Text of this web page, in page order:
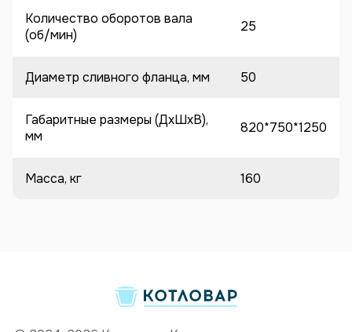
Количество оборотов вала
(об/мин)
25
Диаметр сливного фланца, мм 50
Габаритные размеры (ДхШхВ),
мм
820*750*1250
Масса, кг 160